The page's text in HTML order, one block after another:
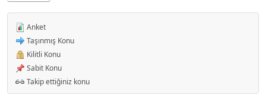
Anket
Taşınmış Konu
Kilitli Konu
Sabit Konu
Takip ettiğiniz konu